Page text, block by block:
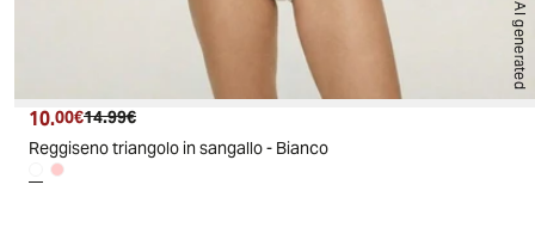
AI generated
Prezzo attuale
10.00€ Prezzo originale
14.99€
Reggiseno triangolo in sangallo - Bianco